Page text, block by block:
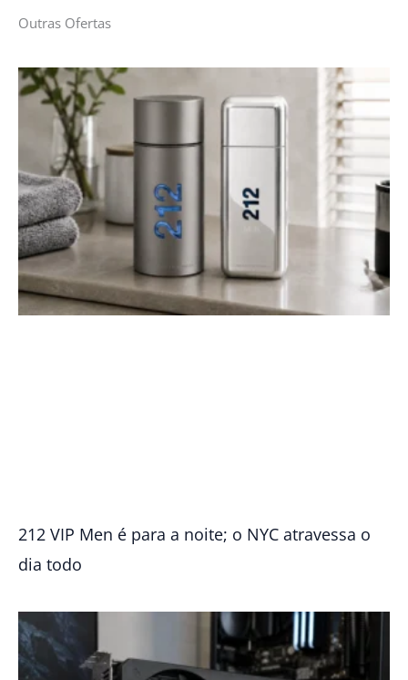
Outras Ofertas
212 VIP Men é para a noite; o NYC atravessa o
dia todo